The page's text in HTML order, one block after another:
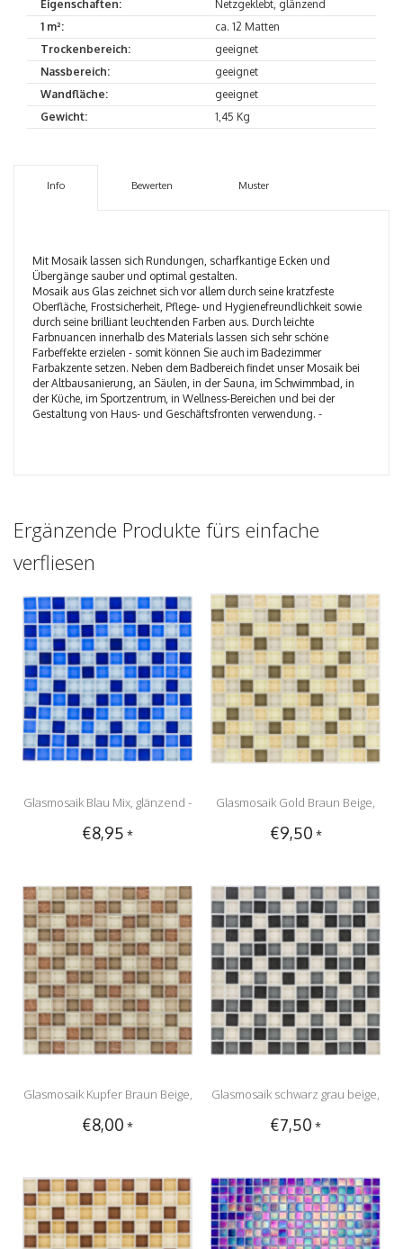
Eigenschaften:
Netzgeklebt, glänzend
1 m²:
ca. 12 Matten
Trockenbereich:
geeignet
Nassbereich:
geeignet
Wandfläche:
geeignet
Gewicht:
1,45 Kg
Info Bewerten Muster
Mit Mosaik lassen sich Rundungen, scharfkantige Ecken und
Übergänge sauber und optimal gestalten.
Mosaik aus Glas zeichnet sich vor allem durch seine kratzfeste
Oberfläche, Frostsicherheit, Pflege- und Hygienefreundlichkeit sowie
durch seine brilliant leuchtenden Farben aus. Durch leichte
Farbnuancen innerhalb des Materials lassen sich sehr schöne
Farbeffekte erzielen - somit können Sie auch im Badezimmer
Farbakzente setzen. Neben dem Badbereich findet unser Mosaik bei
der Altbausanierung, an Säulen, in der Sauna, im Schwimmbad, in
der Küche, im Sportzentrum, in Wellness-Bereichen und bei der
Gestaltung von Haus- und Geschäftsfronten verwendung. -
Ergänzende Produkte fürs einfache
verfliesen
Glasmosaik Blau Mix, glänzend -
30cm x 30cm
€8,95 *
Glasmosaik Gold Braun Beige,
metallic - 30cm x 30cm
€9,50 *
Glasmosaik Kupfer Braun Beige,
metallic - 30cm x 30cm
€8,00 *
Glasmosaik schwarz grau beige,
glänzend - 30cm x 30cm
€7,50 *